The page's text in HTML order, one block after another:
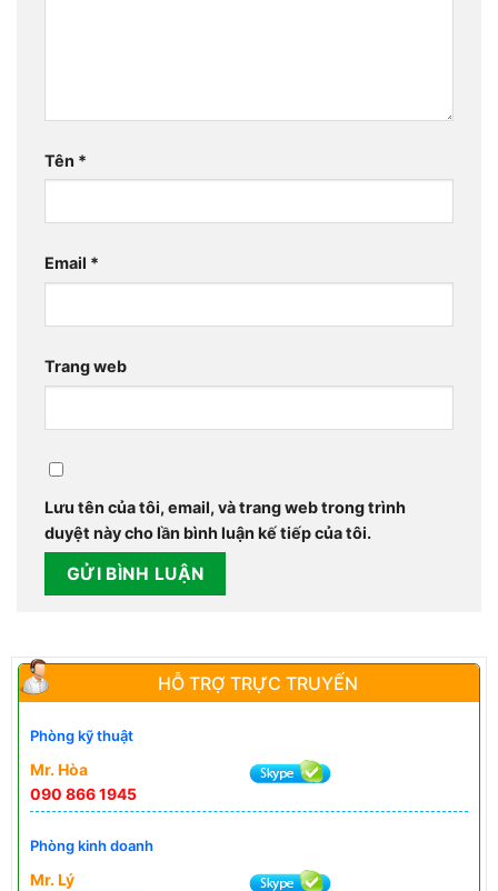
HỖ TRỢ TRỰC TRUYẾN
Phòng kỹ thuật
Mr. Hòa
090 866 1945
Phòng kinh doanh
Mr. Lý
Tên *
Email *
Trang web
Lưu tên của tôi, email, và trang web trong trình
duyệt này cho lần bình luận kế tiếp của tôi.